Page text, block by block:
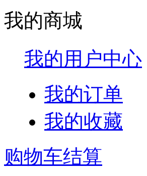
我的商城
我的用户中心
我的订单
我的收藏
购物车结算